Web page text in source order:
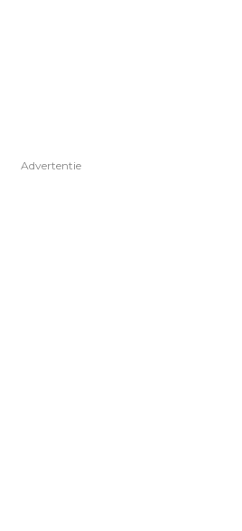
Advertentie